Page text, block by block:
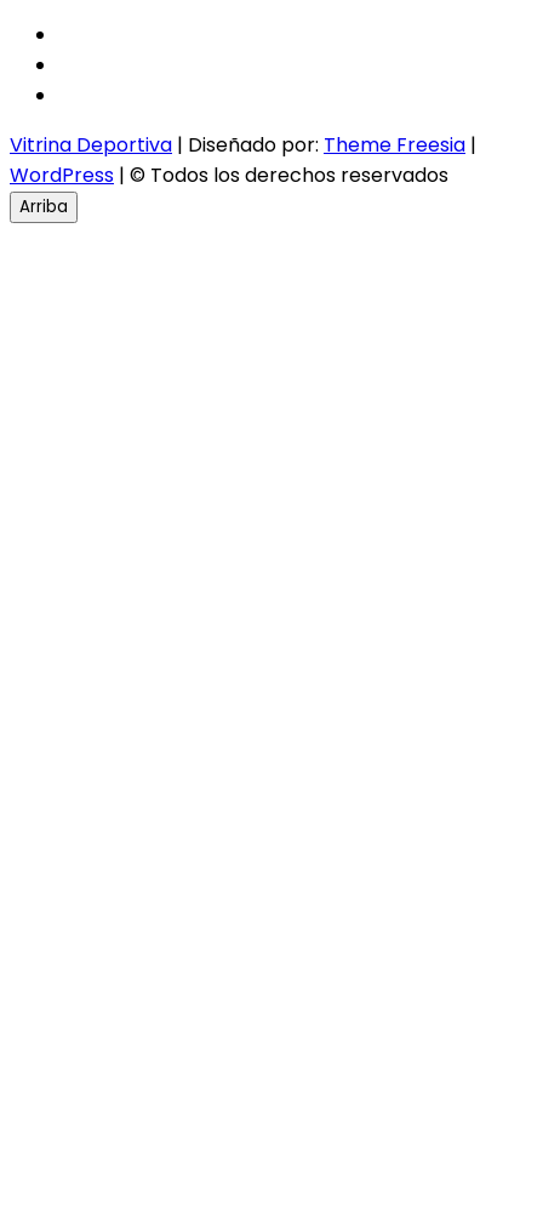
Vitrina Deportiva | Diseñado por: Theme Freesia |
WordPress | © Todos los derechos reservados
Arriba